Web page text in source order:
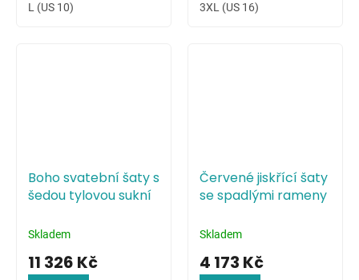
L (US 10) 3XL (US 16)
Boho svatební šaty s
šedou tylovou sukní
Skladem
11 326 Kč
Červené jiskřící šaty
se spadlými rameny
Skladem
4 173 Kč